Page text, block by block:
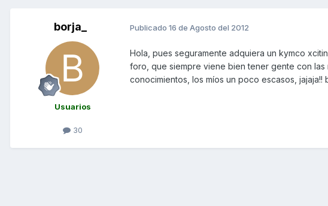
borja_
Usuarios
30
Publicado 16 de Agosto del 2012
Hola, pues seguramente adquiera un kymco
foro, que siempre viene bien tener gente con las
conocimientos, los míos un poco escasos,